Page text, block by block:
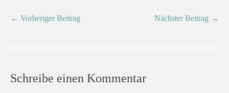
← Vorheriger Beitrag Nächster Beitrag →
Schreibe einen Kommentar